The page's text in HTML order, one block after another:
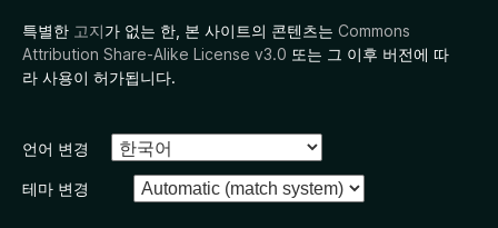
특별한 고지가 없는 한, 본 사이트의 콘텐츠는 Commons
Attribution Share-Alike License v3.0 또는 그 이후 버전에 따
라 사용이 허가됩니다.
언어 변경
테마 변경